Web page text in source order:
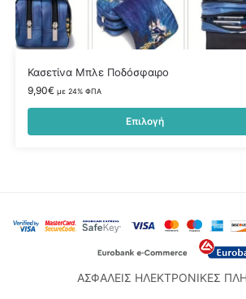
Κασετίνα Μπλε Ποδόσφαιρο
9,90€ με 24% ΦΠΑ
Επιλογή
ΑΣΦΑΛΕΙΣ ΗΛΕΚΤΡΟΝΙΚΕΣ